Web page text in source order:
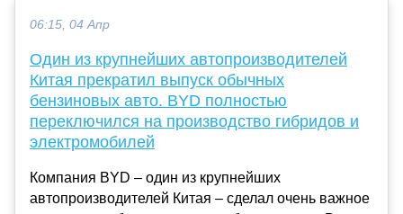
06:15, 04 Апр
Один из крупнейших автопроизводителей
Китая прекратил выпуск обычных
бензиновых авто. BYD полностью
переключился на производство гибридов и
электромобилей
Компания BYD – один из крупнейших
автопроизводителей Китая – сделал очень важное